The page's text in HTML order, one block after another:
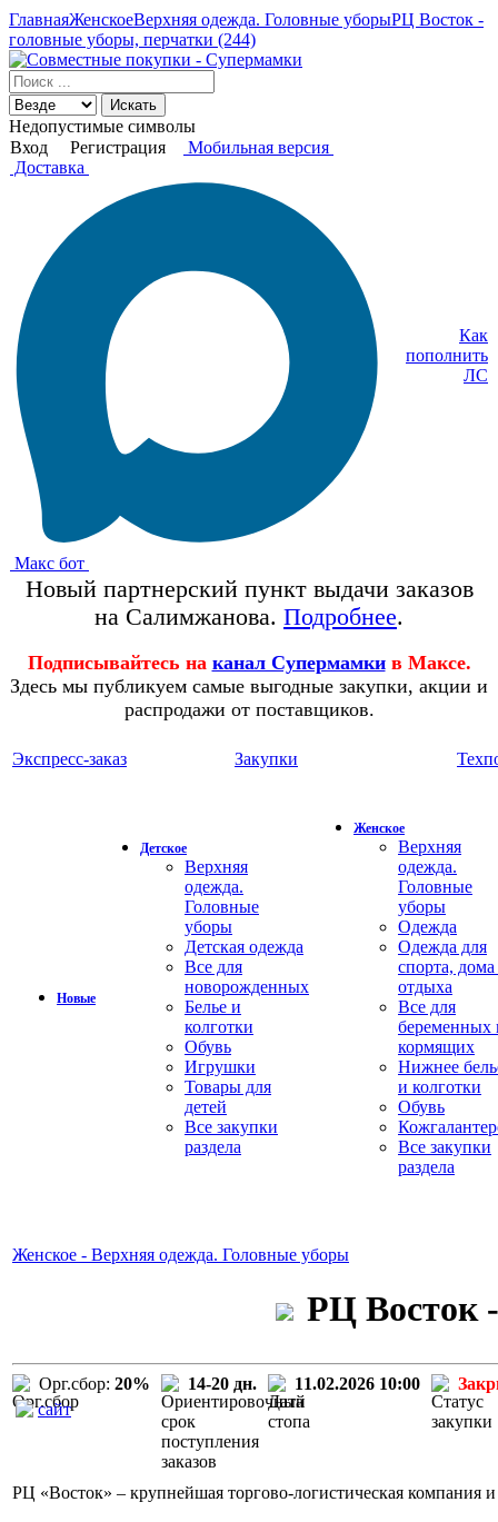
ГлавнаяЖенскоеВерхняя одежда. Головные уборыРЦ Восток -
головные уборы, перчатки (244)
Искать
Недопустимые символы
Вход
Регистрация
Мобильная версия
Доставка
Макс бот
Как
пополнить
ЛС
Новый партнерский пункт выдачи заказов
на Салимжанова. Подробнее.
Подписывайтесь на канал Супермамки в Максе.
Здесь мы публикуем самые выгодные закупки, акции и
распродажи от поставщиков.
Экспресс-заказ Закупки
Новые
Детское
Верхняя
одежда.
Головные
уборы
Детская одежда
Все для
новорожденных
Белье и
колготки
Обувь
Игрушки
Товары для
детей
Все закупки
раздела
Женское
Верхняя
одежда.
Головные
уборы
Одежда
Одежда для
спорта,
отдыха
Все для
беременных
кормящих
Нижнее
и колготки
Обувь
Все закупки
раздела
Женское - Верхняя одежда. Головные уборы
РЦ Восток
Орг.сбор: 20% 14-20 дн. 11.02.2026 10:00
сайт
РЦ «Восток» – крупнейшая торгово-логистическая компания